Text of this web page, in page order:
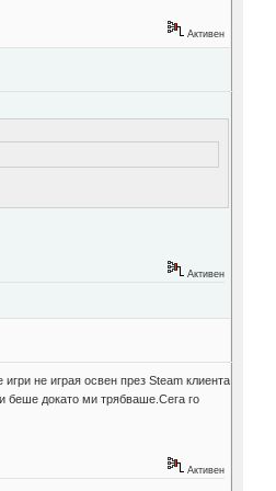
Активен
Активен
не играя освен през Steam клиента
беше докато ми трябваше.Сега го
Активен